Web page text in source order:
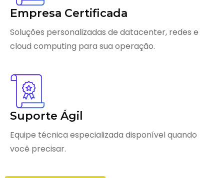
Empresa Certificada
Soluções personalizadas de datacenter, redes e
cloud computing para sua operação.
Suporte Ágil
Equipe técnica especializada disponível quando
você precisar.